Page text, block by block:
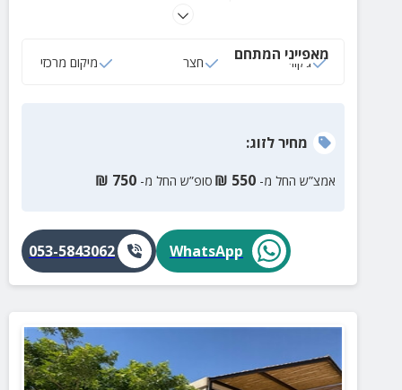
ומשפחות בקרבת המדרחוב, מוזיאון המושבה, גלריות
מאפייני המתחם
ג‘קוזי חצר מיקום מרכזי
מחירלזוג:
אמצ”ש החל מ- 550
₪ סופ”ש החל מ- 750
₪
WhatsApp
053-5843062